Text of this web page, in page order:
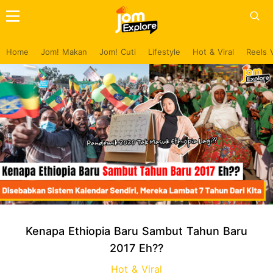
Home Jom! Makan Jom! Cuti Lifestyle Hot & Viral Reels
Kenapa Ethiopia Baru Sambut Tahun Baru
2017 Eh??
Hot & Viral